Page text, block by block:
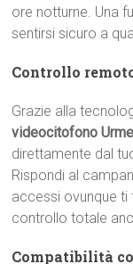
ore notturne. Una
sentirsi sicuro a
Controllo
Grazie alla
videocitofono
direttamente dal
Rispondi al
accessi ovunque ti
controllo totale
Compatibilità